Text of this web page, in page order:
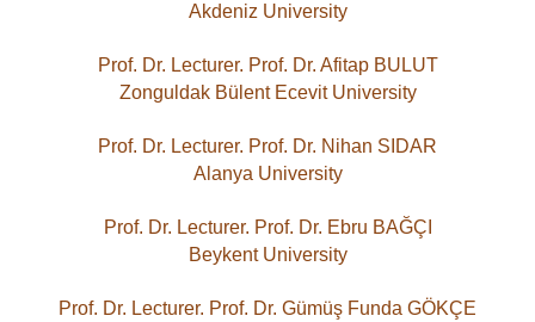
Akdeniz University
Prof. Dr. Lecturer. Prof. Dr. Afitap BULUT
Zonguldak Bülent Ecevit University
Prof. Dr. Lecturer. Prof. Dr. Nihan SIDAR
Alanya University
Prof. Dr. Lecturer. Prof. Dr. Ebru BAĞÇI
Beykent University
Prof. Dr. Lecturer. Prof. Dr. Gümüş Funda GÖKÇE